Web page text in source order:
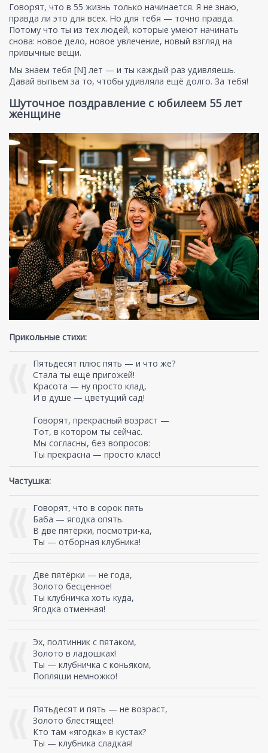
Говорят, что в 55 жизнь только начинается. Я не знаю,
правда ли это для всех. Но для тебя — точно правда.
Потому что ты из тех людей, которые умеют начинать
снова: новое дело, новое увлечение, новый взгляд на
привычные вещи.
Мы знаем тебя [N] лет — и ты каждый раз удивляешь.
Давай выпьем за то, чтобы удивляла ещё долго. За тебя!
Шуточное поздравление с юбилеем 55 лет
женщине
Прикольные стихи:
Пятьдесят плюс пять — и что же?
Стала ты ещё пригожей!
Красота — ну просто клад,
И в душе — цветущий сад!
Говорят, прекрасный возраст —
Тот, в котором ты сейчас.
Мы согласны, без вопросов:
Ты прекрасна — просто класс!
Частушка:
Говорят, что в сорок пять
Баба — ягодка опять.
В две пятёрки, посмотри-ка,
Ты — отборная клубника!
Две пятёрки — не года,
Золото бесценное!
Ты клубничка хоть куда,
Ягодка отменная!
Эх, полтинник с пятаком,
Золото в ладошках!
Ты — клубничка с коньяком,
Попляши немножко!
Пятьдесят и пять — не возраст,
Золото блестящее!
Кто там «ягодка» в кустах?
Ты — клубника сладкая!